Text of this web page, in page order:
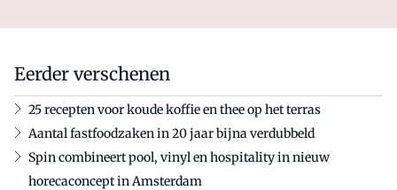
Eerder verschenen
25 recepten voor koude koffie en thee op het terras
Aantal fastfoodzaken in 20 jaar bijna verdubbeld
Spin combineert pool, vinyl en hospitality in nieuw
horecaconcept in Amsterdam